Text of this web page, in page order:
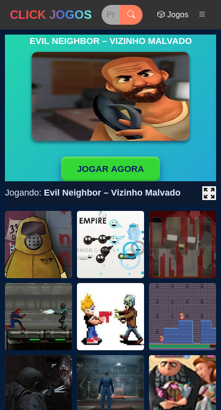
CLICK JOGOS 🎲 Jogos
EVIL NEIGHBOR – VIZINHO MALVADO
JOGAR AGORA
Jogando: Evil Neighbor – Vizinho Malvado